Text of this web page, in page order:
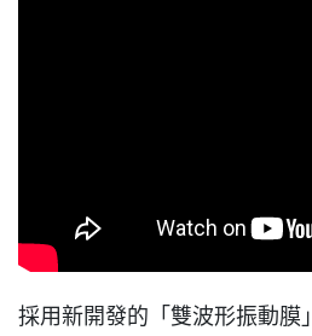
採用新開發的「雙波形振動膜